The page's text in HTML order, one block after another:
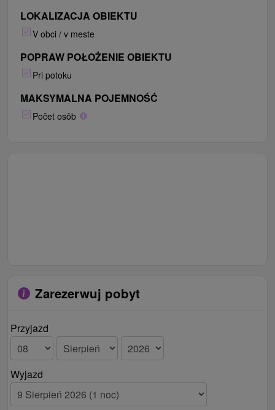
LOKALIZACJA OBIEKTU
V obci / v meste
POPRAW POŁOŻENIE OBIEKTU
Pri potoku
MAKSYMALNA POJEMNOŚĆ
Počet osôb
Zarezerwuj pobyt
Przyjazd
Wyjazd